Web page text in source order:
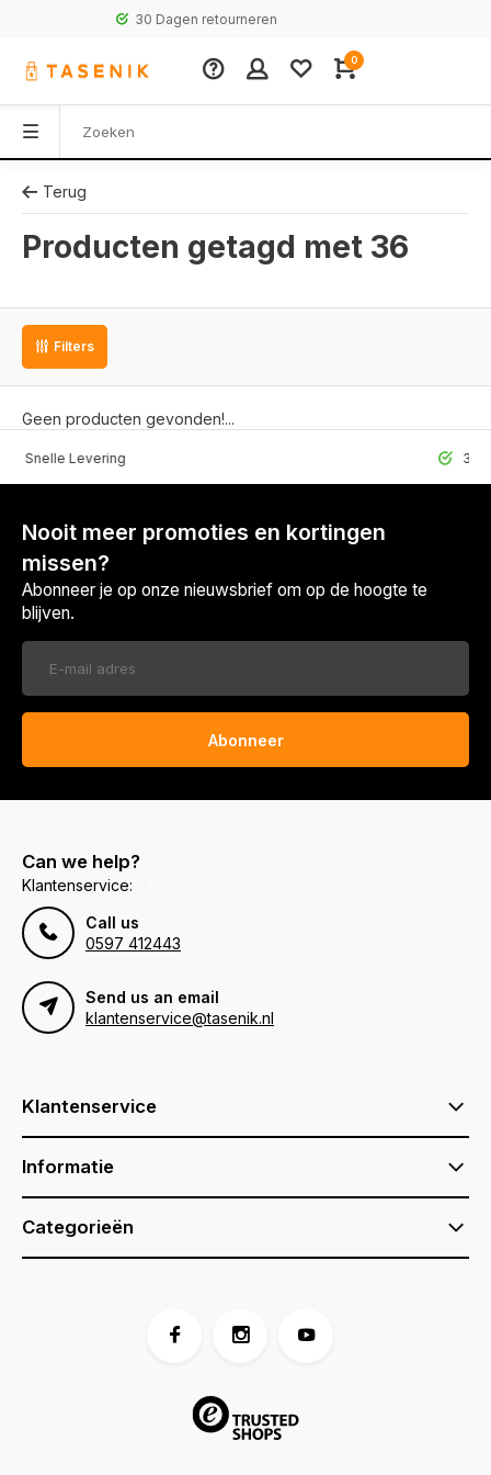
30 Dagen retourneren
0
Terug
Producten getagd met 36
Filters
Geen producten gevonden!...
Levering 30 Dagen
Nooit meer promoties en kortingen
missen?
Abonneer je op onze nieuwsbrief om op de hoogte te
blijven.
Abonneer
Can we help?
Klantenservice:
Call us
0597 412443
Send us an email
klantenservice@tasenik.nl
Klantenservice
Informatie
Categorieën